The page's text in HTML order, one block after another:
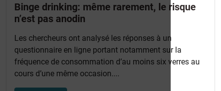
Binge drinking: même rarement, le risque
n’est pas anodin
Les chercheurs ont analysé les réponses à un
questionnaire en ligne portant notamment sur la
fréquence de consommation d’au moins six verres au
cours d’une même occasion....